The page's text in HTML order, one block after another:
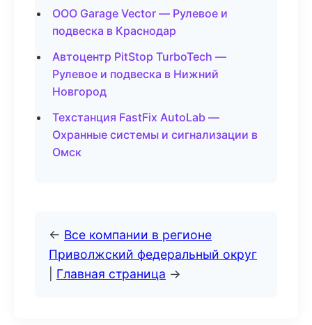
ООО Garage Vector — Рулевое и
подвеска в Краснодар
Автоцентр PitStop TurboTech —
Рулевое и подвеска в Нижний
Новгород
Техстанция FastFix AutoLab —
Охранные системы и сигнализации в
Омск
← Все компании в регионе
Приволжский федеральный округ
Главная страница →